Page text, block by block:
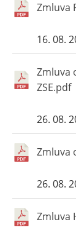
Zmluva
16. 08.
Zmluva
ZSE.pdf
26. 08.
Zmluva
26. 08.
Zmluva